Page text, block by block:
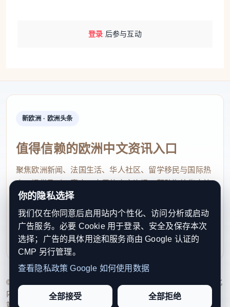
登录 后参与互动
新欧洲 · 欧洲头条
值得信赖的欧洲中文资讯入口
聚焦欧洲新闻、法国生活、华人社区、留学移民与国际热
点，提供及时、真实、实用的中文资讯，帮助海外华人快
速了解欧洲动态。
contact@xinouzhou.com
服务支持、版权与合作：工作日优先处理站务、投稿与权
利通知
© 2026 新欧洲·欧洲头条. All Rights Reserved. 本网站持续优化
内容透明度、联系方式与用户权利说明，以提升品牌信任感和
站点完整度。
你的隐私选择
我们仅在你同意后启用站内个性化、访问分析或启动
广告服务。必要 Cookie 用于登录、安全及保存本次
选择；广告的具体用途和服务商由 Google 认证的
CMP 另行管理。
查看隐私政策 Google 如何使用数据
全部接受 全部拒绝